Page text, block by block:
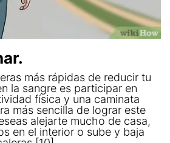
más rápidas de reducir tu
la sangre es participar en
física y una caminata
más sencilla de lograr este
alejarte mucho de casa,
en el interior o sube y baja